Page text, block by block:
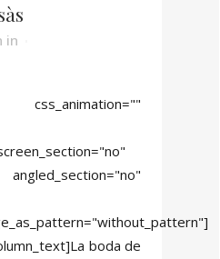
in
boda de